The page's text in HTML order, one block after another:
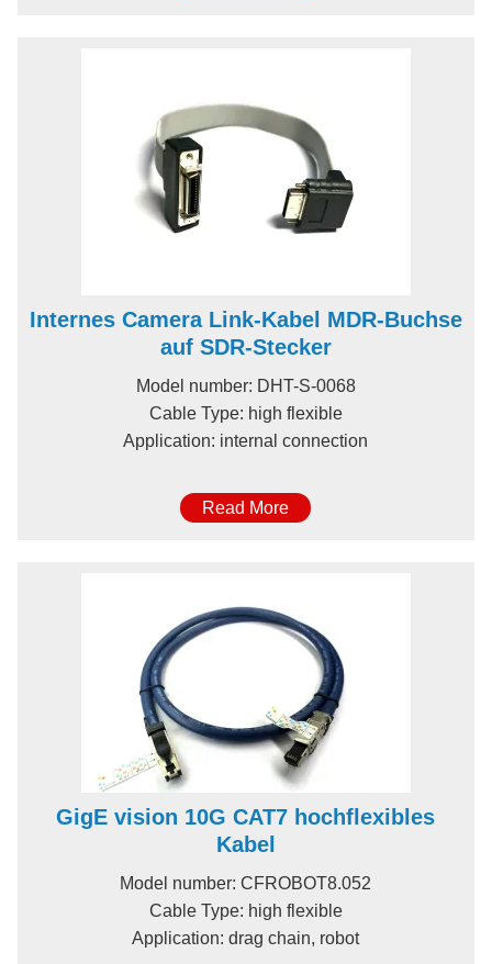
Internes Camera Link-Kabel MDR-Buchse
auf SDR-Stecker
Model number: DHT-S-0068
Cable Type: high flexible
Application: internal connection
Read More
GigE vision 10G CAT7 hochflexibles
Kabel
Model number: CFROBOT8.052
Cable Type: high flexible
Application: drag chain, robot